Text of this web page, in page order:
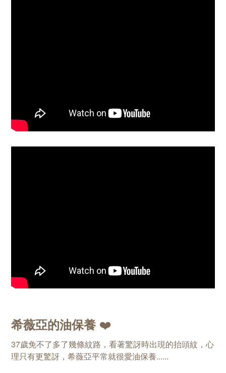
希薇亞的油保養❤️
37歲免不了多了幾條紋路，看著驚訝時出現的抬頭紋，心
理只有更驚訝，希薇亞平常就很愛油保養......